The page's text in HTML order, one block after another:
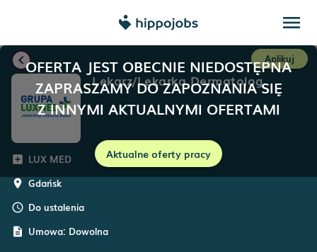
menu
OFERTA JEST OBECNIE NIEDOSTĘPNA
ZAPRASZAMY DO ZAPOZNANIA SIĘ
Z INNYMI AKTUALNYMI OFERTAMI
Aktualne oferty pracy
chevron_left Aplikuj
Lekarz/Lekarka Dermatolog
add_box LUX MED
room Gdańsk
schedule Do ustalenia
description Umowa: Dowolna